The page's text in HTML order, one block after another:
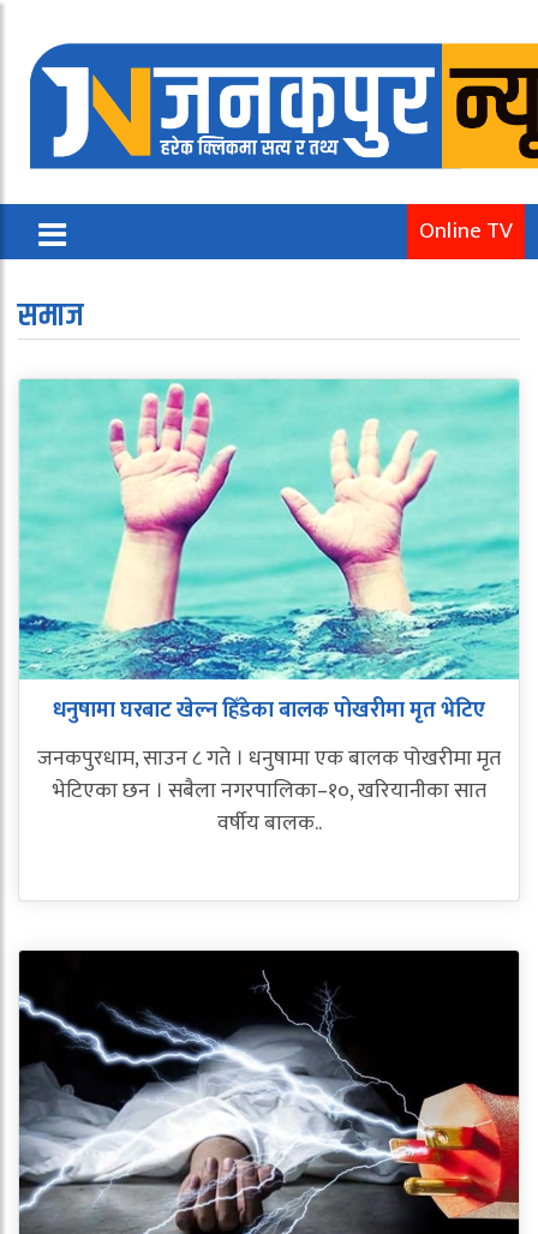
Online TV
समाज
धनुषामा घरबाट खेल्न हिँडेका बालक पोखरीमा मृत भेटिए
जनकपुरधाम, साउन ८ गते । धनुषामा एक बालक पोखरीमा मृत
भेटिएका छन । सबैला नगरपालिका–१०, खरियानीका सात
वर्षीय बालक..